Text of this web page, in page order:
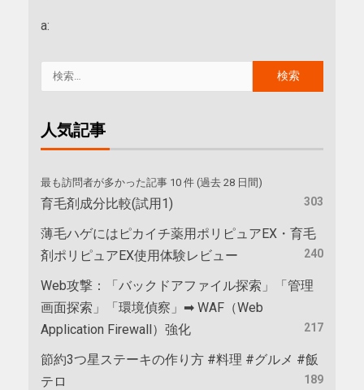
a:
人気記事
最も訪問者が多かった記事 10 件 (過去 28 日間)
育毛剤成分比較(試用1) 303
薄毛ハゲにはピカイチ薬用ポリピュアEX・育毛
剤ポリピュアEX使用体験レビュー
240
Web攻撃：「バックドアファイル探索」「管理
画面探索」「環境偵察」➡ WAF（Web
Application Firewall）強化
217
節約3つ星ステーキの作り方 #料理 #グルメ #飯
テロ
189